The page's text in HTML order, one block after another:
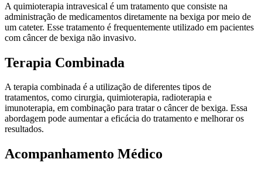
A quimioterapia intravesical é um tratamento que consiste na
administração de medicamentos diretamente na bexiga por meio de
um cateter. Esse tratamento é frequentemente utilizado em pacientes
com câncer de bexiga não invasivo.
Terapia Combinada
A terapia combinada é a utilização de diferentes tipos de
tratamentos, como cirurgia, quimioterapia, radioterapia e
imunoterapia, em combinação para tratar o câncer de bexiga. Essa
abordagem pode aumentar a eficácia do tratamento e melhorar os
resultados.
Acompanhamento Médico